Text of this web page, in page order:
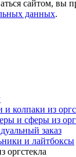
сайтом, вы
данных.
и колпаки из
и сферы из
заказ
и лайтбоксы
оргстекла